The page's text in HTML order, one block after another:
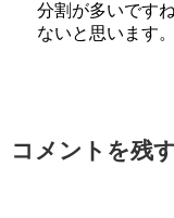
分割が多いです
ないと思います。
コメントを残